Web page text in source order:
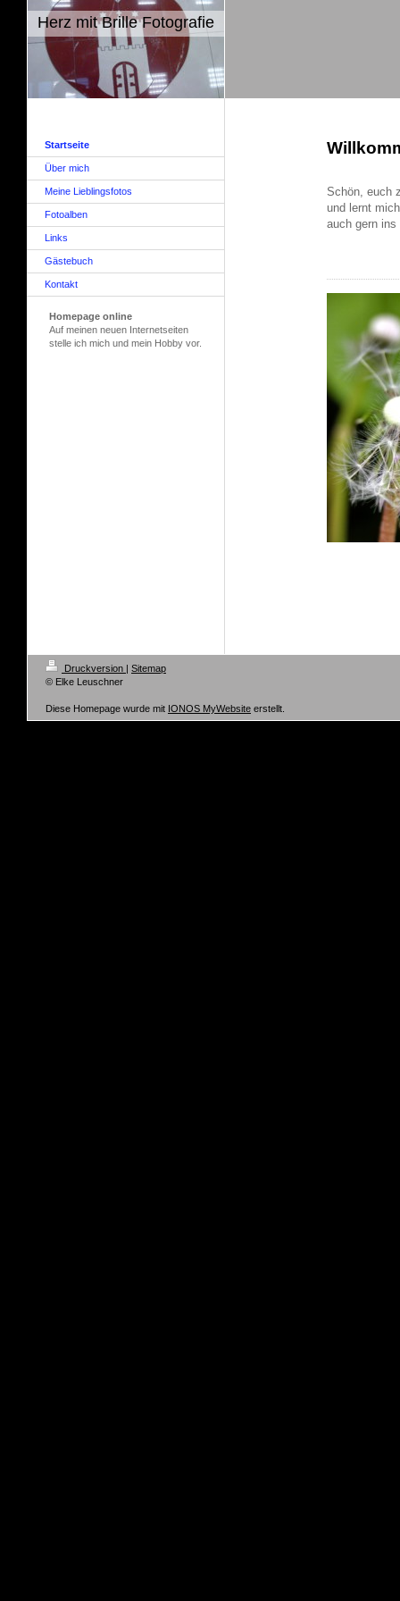
Herz mit Brille Fotografie
Schön, euch
und lernt
auch gern ins
Startseite
Über mich
Meine Lieblingsfotos
Fotoalben
Links
Gästebuch
Kontakt
Homepage online
Auf meinen neuen Internetseiten
stelle ich mich und mein Hobby vor.
Druckversion | Sitemap
© Elke Leuschner
Diese Homepage wurde mit IONOS MyWebsite erstellt.